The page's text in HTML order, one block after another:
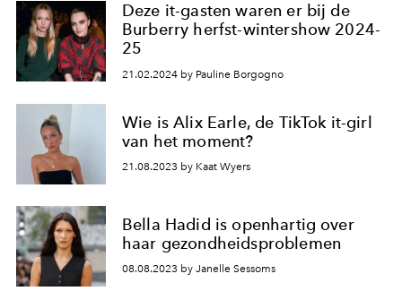
Deze it-gasten waren er bij de
Burberry herfst-wintershow 2024-
25
21.02.2024 by Pauline Borgogno
Wie is Alix Earle, de TikTok it-girl
van het moment?
21.08.2023 by Kaat Wyers
Bella Hadid is openhartig over
haar gezondheidsproblemen
08.08.2023 by Janelle Sessoms